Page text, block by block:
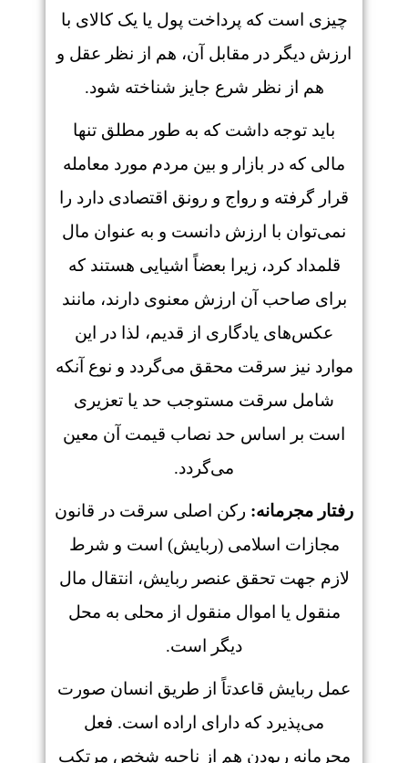
چیزی است که پرداخت پول یا یک کالای با
ارزش دیگر در مقابل آن، هم از نظر عقل و
هم از نظر شرع جایز شناخته شود.
باید توجه داشت که به طور مطلق تنها
مالی که در بازار و بین مردم مورد معامله
قرار گرفته و رواج و رونق اقتصادی دارد را
نمی‌توان با ارزش دانست و به عنوان مال
قلمداد کرد، زیرا بعضاً اشیایی هستند که
برای صاحب آن ارزش معنوی دارند، مانند
عکس‌های یادگاری از قدیم، لذا در این
موارد نیز سرقت محقق می‌گردد و نوع آنکه
شامل سرقت مستوجب حد یا تعزیری
است بر اساس حد نصاب قیمت آن معین
می‌گردد.
رفتار مجرمانه: رکن اصلی سرقت در قانون
مجازات اسلامی (ربایش) است و شرط
لازم جهت تحقق عنصر ربایش، انتقال مال
منقول یا اموال منقول از محلی به محل
دیگر است.
عمل ربایش قاعدتاً از طریق انسان صورت
می‌پذیرد که دارای اراده است. فعل
مجرمانه ربودن هم از ناحیه شخص مرتکب